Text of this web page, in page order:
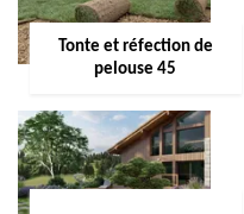
Tonte et réfection de
pelouse 45